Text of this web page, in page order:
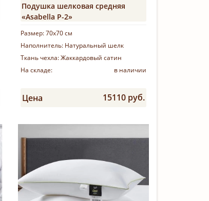
Подушка шелковая средняя
«Asabella Р-2»
Размер:70х70 см
Наполнитель: Натуральный шелк
Ткань чехла:Жаккардовый сатин
На складе:
в наличии
Цена 15110 руб.